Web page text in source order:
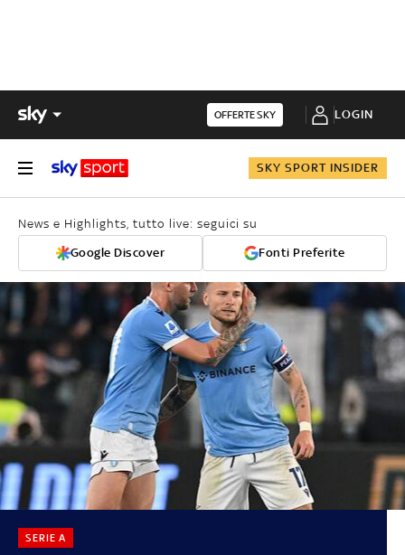
OFFERTE SKY LOGIN
SKY SPORT INSIDER
News e Highlights, tutto live: seguici su
Google Discover Fonti Preferite
SERIE A